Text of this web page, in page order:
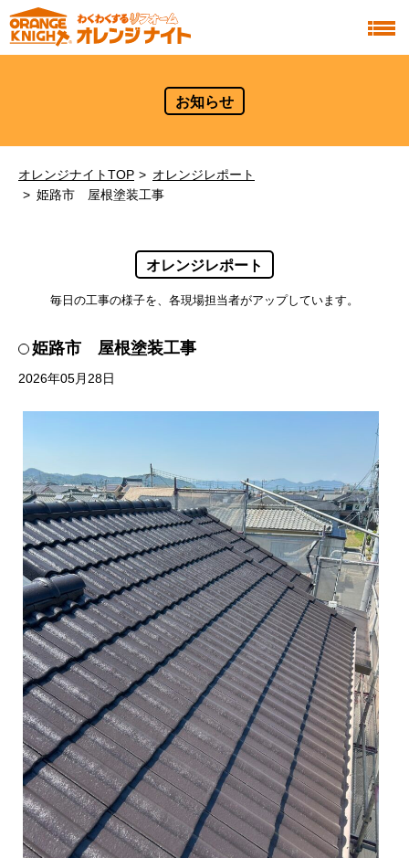
お知らせ
オレンジナイトTOP
オレンジレポート
姫路市 屋根塗装工事
オレンジレポート
毎日の工事の様子を、各現場担当者がアップしています。
姫路市 屋根塗装工事
2026年05月28日